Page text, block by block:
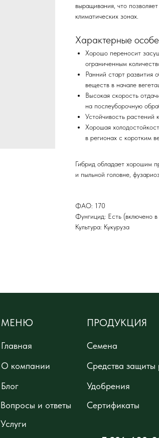
выращивания, что
климатических зонах.
Характерные
Хорошо переносит
ограниченным
Ранний старт развития
веществ в начале
Высокая скорость
на послеуборочную
Устойчивость растений
Хорошая
в регионах с коротким
Гибрид обладает хорошим
и пыльной головне,
ФАО: 170
Фунгицид: Есть (включено
Культура: Кукуруза
Главная
Блог
Вопросы и ответы
Услуги
О компании
МЕНЮ
Семена
Средства защиты
Удобрения
Сертификаты
ПРОДУКЦИЯ